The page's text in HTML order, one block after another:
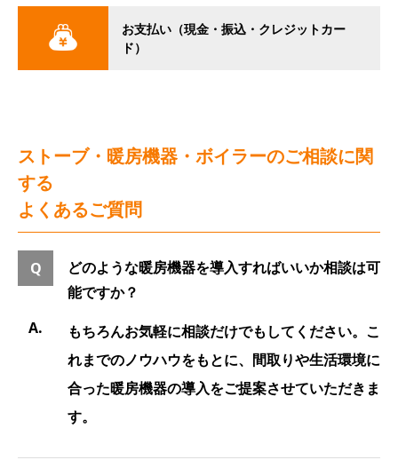
お支払い（現金・振込・クレジットカー
ド）
ストーブ・暖房機器・ボイラーのご相談に関
する
よくあるご質問
どのような暖房機器を導入すればいいか相談は可
能ですか？
もちろんお気軽に相談だけでもしてください。こ
れまでのノウハウをもとに、間取りや生活環境に
合った暖房機器の導入をご提案させていただきま
す。